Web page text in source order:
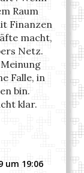
Raum
Finanzen
macht,
Netz.
Falle, in
bin.
klar.
um 19:06